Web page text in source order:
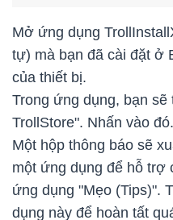
Mở ứng dụng
tự) mà bạn đã cài đặt ở
của thiết bị.
Trong ứng dụng, bạn sẽ
TrollStore". Nhấn vào đó.
Một hộp thông báo sẽ
một ứng dụng để hỗ trợ
ứng dụng "Mẹo (Tips)".
dụng này để hoàn tất